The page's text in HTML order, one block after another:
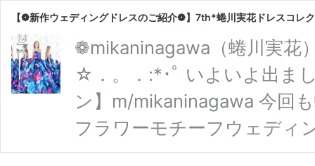
【❁新作ウェディングドレスのご紹介❁】7th*蜷川実花ドレスコ
❁mikaninagawa（蜷川実花
☆．。．:*･ﾟ いよいよ出ま
ン】m/mikaninagawa 今回
フラワーモチーフウェディ
はウェディングドレスのデ